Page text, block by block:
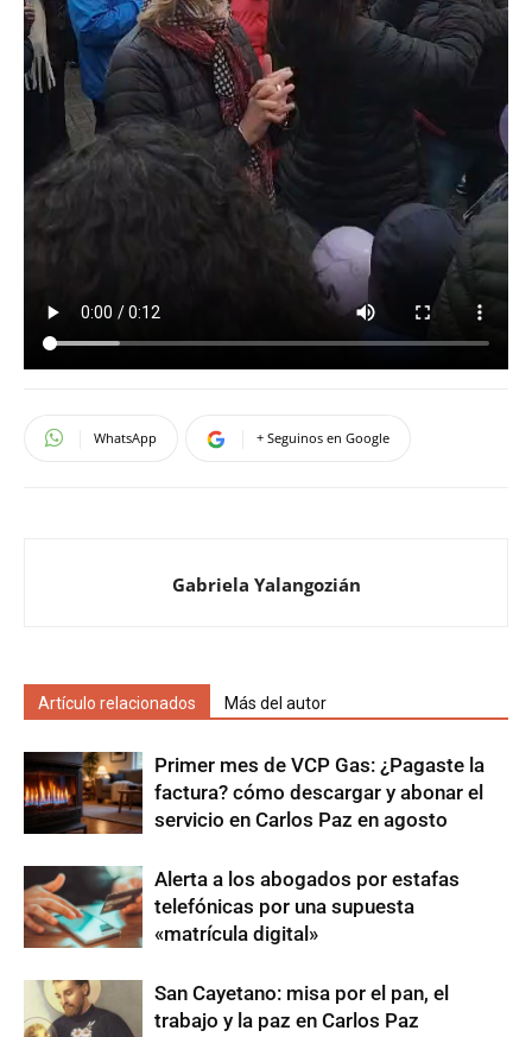
WhatsApp + Seguinos en Google
Gabriela Yalangozián
Artículo relacionados Más del autor
Primer mes de VCP Gas: ¿Pagaste la
factura? cómo descargar y abonar el
servicio en Carlos Paz en agosto
Alerta a los abogados por estafas
telefónicas por una supuesta
«matrícula digital»
San Cayetano: misa por el pan, el
trabajo y la paz en Carlos Paz